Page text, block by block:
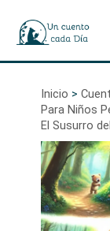
contenido
Inicio
Para Niños
El Susurro